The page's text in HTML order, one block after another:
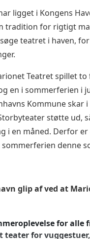
ligget i Kongens
tradition for rigtigt
teatret i haven,
Teatret spillet
en i sommerferien i
Kommune skar
støtte ud,
i en måned. Derfor
denne
glip af ved at
for alle
teater for